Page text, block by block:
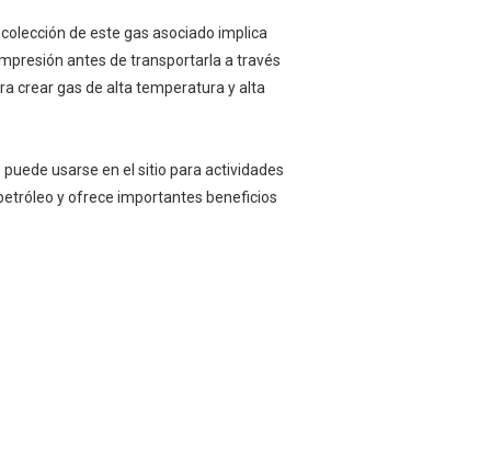
de este gas asociado implica
antes de transportarla a través
crear gas de alta temperatura y alta
usarse en el sitio para actividades
y ofrece importantes beneficios